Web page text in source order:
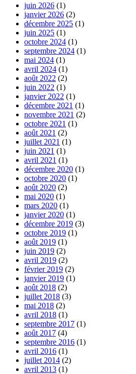
juin 2026 (1)
janvier 2026 (2)
décembre 2025 (1)
juin 2025 (1)
octobre 2024 (1)
septembre 2024 (1)
mai 2024 (1)
avril 2024 (1)
août 2022 (2)
juin 2022 (1)
janvier 2022 (1)
décembre 2021 (1)
novembre 2021 (2)
octobre 2021 (1)
août 2021 (2)
juillet 2021 (1)
juin 2021 (1)
avril 2021 (1)
décembre 2020 (1)
octobre 2020 (1)
août 2020 (2)
mai 2020 (1)
mars 2020 (1)
janvier 2020 (1)
décembre 2019 (3)
octobre 2019 (1)
août 2019 (1)
juin 2019 (2)
avril 2019 (2)
février 2019 (2)
janvier 2019 (1)
août 2018 (2)
juillet 2018 (3)
mai 2018 (2)
avril 2018 (1)
septembre 2017 (1)
août 2017 (4)
septembre 2016 (1)
avril 2016 (1)
juillet 2014 (2)
avril 2013 (1)